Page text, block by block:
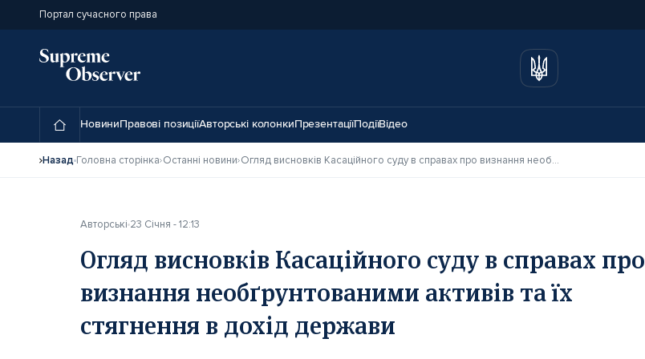
Портал сучасного права
Новини Правові позиціїАвторські колонки ПрезентаціїПодіїВідео
Назад Головна сторінка Останні новини Огляд висновків Касаційного суду в справах про визнання необґрунтованими активів та їх стягнення в дохід держави
Авторські 23 Січня - 12:13
Огляд висновків Касаційного суду в справах про
визнання необґрунтованими активів та їх
стягнення в дохід держави